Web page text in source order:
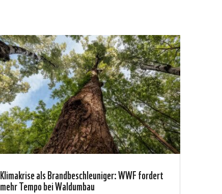
Klimakrise als Brandbeschleuniger: WWF fordert
mehr Tempo bei Waldumbau